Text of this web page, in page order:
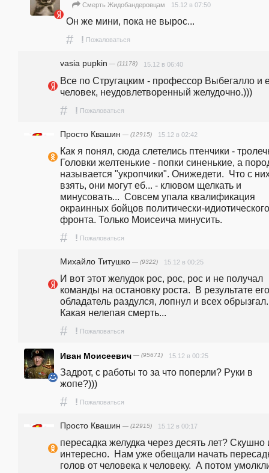
Смерть Жидобандеровцам 15.12 в 07:50
Он же мини, пока не вырос...
# ! Пожаловаться
vasia pupkin — (11178) 15.12 в 06:40
Все по Стругацким - профессор Выбегалло и
человек, неудовлетворенный желудочно.)))
# ! Пожаловаться
Просто Квашин — (12915) 15.12 в 02:42
Как я понял, сюда слетелись птенчики -
Головки желтенькие - попки синенькие, а
называется "укропчики". Онижедети.  Что с
взять, они могут еб... - клювом щелкать и
минусовать...  Совсем упала квалификация
окраинных бойцов политически-идиотического
фронта. Только Моисеича минусить.
# ! Пожаловаться
Михайло Титушко — (9322) 15.12 в 00:25
И вот этот желудок рос, рос, рос и не получал
команды на остановку роста.  В результате его
обладатель раздулся, лопнул и всех обрызгал.
Какая нелепая смерть...
# ! Пожаловаться
Иван Моиceeвич — (95671) 15.12 в 00:25
Задрот, с работы то за что поперли? Руки в
жопе?)))
# ! Пожаловаться
Просто Квашин — (12915) 15.12 в 00:17
пересадка желудка через десять лет? Скушно
интересно.  Нам уже обещали начать
голов от человека к человеку.  А потом